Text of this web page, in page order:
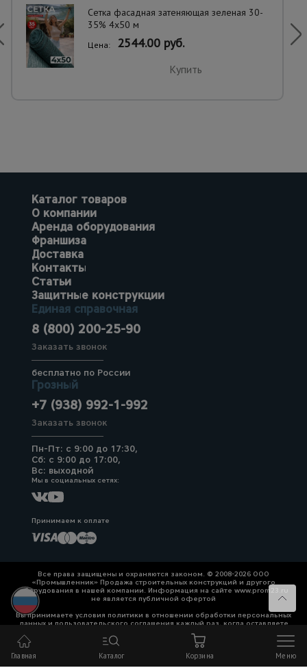
Сетка фасадная затеняющая зеленая 30-
35% 4х50 м
Цена: 2544.00 руб.
Купить
Каталог товаров
О компании
Аренда оборудования
Франшиза
Доставка
Контакты
Статьи
Защитные конструкции
Единая справочная
8 (800) 200-25-90
Заказать звонок
бесплатно по России
Грозный
+7 (938) 992-1-992
Заказать звонок
Пн-Пт: с 9:00 до 17:30,
Сб: с 9:00 до 17:00,
Вс: выходной
Мы в социальных сетях:
Принимаем к оплате
Все права защищены и охраняются законом. © 2008-2026 ООО
«Промышленник» Продажа строительных конструкций и другого
оборудования в нашей компании. Информация на сайте www.prom23.ru
не является публичной офертой
Вы принимаете условия политики в отношении обработки персональных
данных и пользовательского соглашения каждый раз, когда оставляете
свои данные в любой форме обратной связи на сайте prom23.ru и его
Политика конфиденциальности
Главная Каталог Корзина Меню